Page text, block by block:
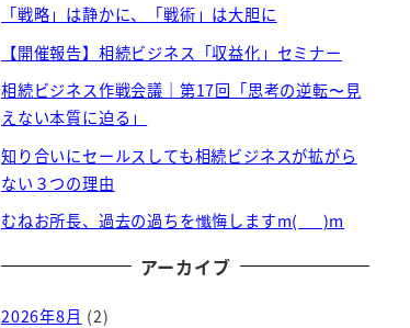
「戦略」は静かに、「戦術」は大胆に
【開催報告】相続ビジネス「収益化」セミナー
相続ビジネス作戦会議｜第17回「思考の逆転〜見
えない本質に迫る」
知り合いにセールスしても相続ビジネスが拡がら
ない３つの理由
むねお所長、過去の過ちを懺悔しますm(_ _)m
アーカイブ
2026年8月 (2)